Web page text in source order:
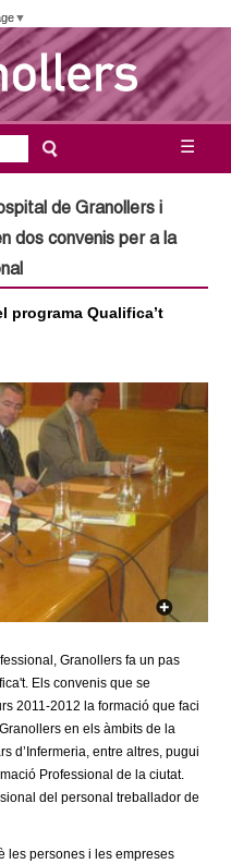
▼
☰
e
a
de Granollers i
dos convenis per a la
programa Qualifica’t
Granollers fa un pas
Els convenis que se
2011-2012 la formació que faci
en els àmbits de la
d’Infermeria, entre altres, pugui
Professional de la ciutat.
del personal treballador de
les persones i les empreses